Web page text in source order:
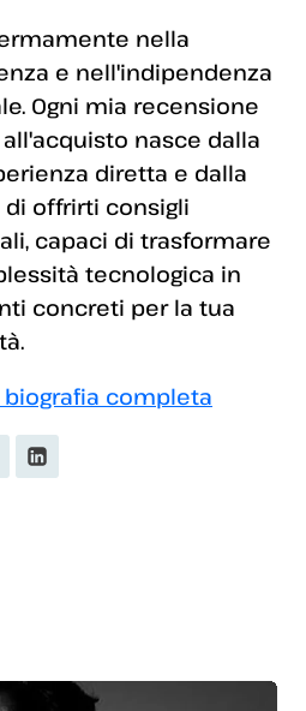
nella
e nell'indipendenza
Ogni mia recensione
nasce dalla
diretta e dalla
offrirti consigli
capaci di trasformare
tecnologica in
concreti per la tua
biografia completa